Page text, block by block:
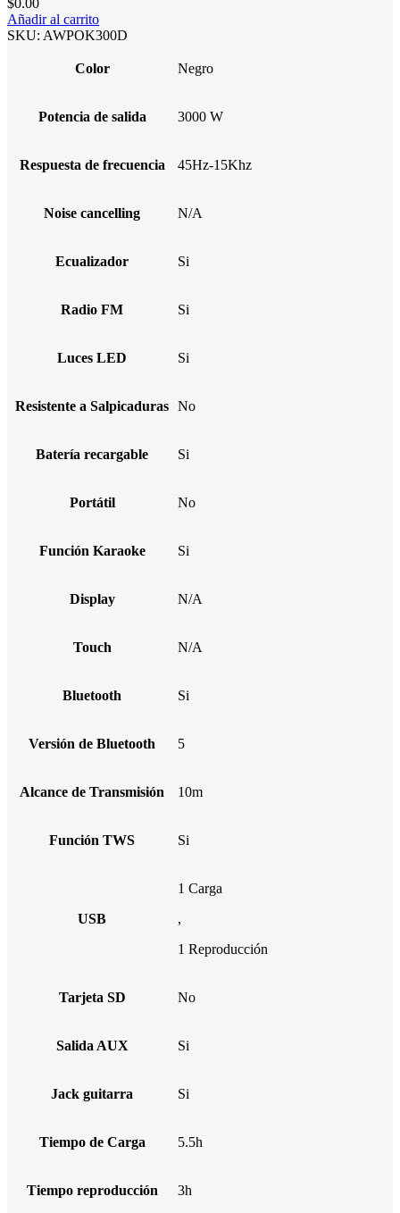
$0.00
Añadir al carrito
SKU: AWPOK300D
Color Negro
Potencia de salida 3000 W
Respuesta de frecuencia 45Hz-15Khz
Noise cancelling N/A
Ecualizador Si
Radio FM Si
Luces LED Si
Resistente a Salpicaduras No
Batería recargable Si
Portátil No
Función Karaoke Si
Display N/A
Touch N/A
Bluetooth Si
Versión de Bluetooth 5
Alcance de Transmisión 10m
Función TWS Si
USB
1 Carga
,
1 Reproducción
Tarjeta SD No
Salida AUX Si
Jack guitarra Si
Tiempo de Carga 5.5h
Tiempo reproducción 3h